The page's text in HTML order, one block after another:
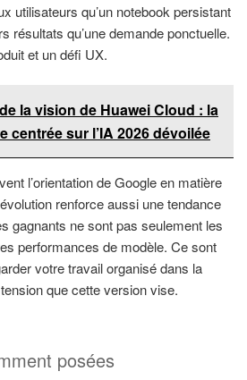
utilisateurs qu’un notebook persistant
résultats qu’une demande ponctuelle.
et un défi UX.
la vision de Huawei Cloud : la
centrée sur l’IA 2026 dévoilée
l’orientation de Google en matière
renforce aussi une tendance
gagnants ne sont pas seulement les
performances de modèle. Ce sont
votre travail organisé dans la
que cette version vise.
posées